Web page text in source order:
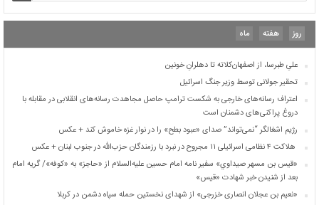
روز هفته ماه
مهری ماندگار و گرانبها که جوهر آن، خون «رئیسی عزیز» بود
تقویم بارداری مادر و همسر شهیدی که با گلوله‌های آمریکای-صهیونی ورق خورد
روزی که صدام حسین تکریتی گریه کرد
علیِ طبرسا، از اصفهان‌کلاته تا دهلرانِ خونین
تحقیر جولانی توسط وزیر جنگ اسرائیل
اعتراف رسانه‌های خارجی به شکست ترامپ حاصل مجاهدت رسانه‌های انقلابی در مقابله با
دروغ پراکنی‌های دشمنان است
رژیم اشغالگر “نمی‌تواند” صدای «عبود بطح» را در نوار غزه خاموش کند + عکس
هلاکت ۴ نظامی اسرائیلی ۱۱ مجروح در نبرد با رزمندگان حزب‌الله در جنوب لبنان + عکس
«قيس بن مسهر صيداوي» سفیر نامه امام حسین علیه‌السلام از «حاجز» به «کوفه»/ گریه امام
بعد از شنیدن خبر شهادت «قیس»
«نعیم بن عجلان انصاری خزرجی» از شهدای نخستین حمله سپاه دشمن در کربلا